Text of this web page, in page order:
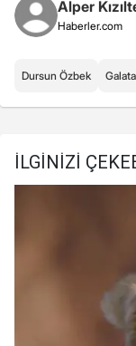
Alper
Haberler.com
Dursun Özbek